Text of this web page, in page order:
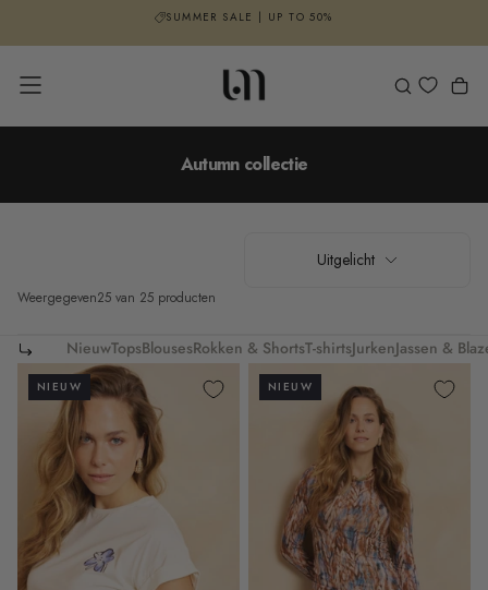
INHOUD
SUMMER SALE | UP TO 50%
Autumn collectie
Uitgelicht
Weergegeven25 van 25 producten
NieuwTopsBlousesRokken & ShortsT-shirtsJurkenJassen &
NIEUW NIEUW